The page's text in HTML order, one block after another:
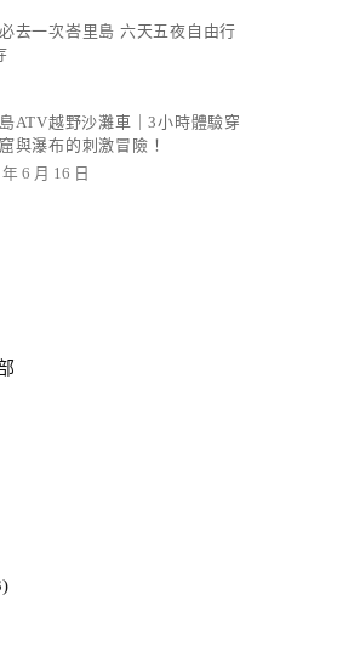
去一次峇里島 六天五夜自由行
ATV越野沙灘車｜3小時體驗穿
與瀑布的刺激冒險！
6 月 16 日